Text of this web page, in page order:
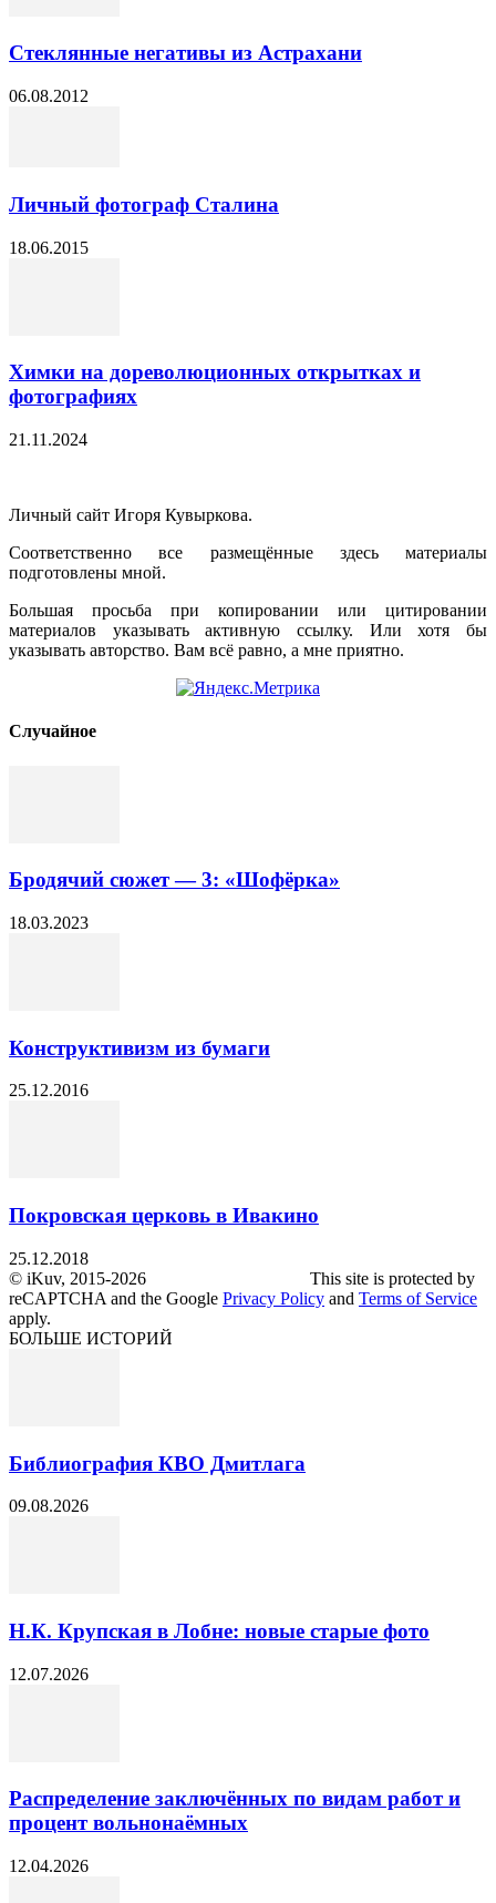
Стеклянные негативы из Астрахани
06.08.2012
Личный фотограф Сталина
18.06.2015
Химки на дореволюционных открытках и
фотографиях
21.11.2024
Личный сайт Игоря Кувыркова.
Соответственно все размещённые здесь материалы
подготовлены мной.
Большая просьба при копировании или цитировании
материалов указывать активную ссылку. Или хотя бы
указывать авторство. Вам всё равно, а мне приятно.
Cлучайное
Бродячий сюжет — 3: «Шофёрка»
18.03.2023
Конструктивизм из бумаги
25.12.2016
Покровская церковь в Ивакино
25.12.2018
© iKuv, 2015-2026 This site is protected by
reCAPTCHA and the Google Privacy Policy and Terms of Service
apply.
БОЛЬШЕ ИСТОРИЙ
Библиография КВО Дмитлага
09.08.2026
Н.К. Крупская в Лобне: новые старые фото
12.07.2026
Распределение заключённых по видам работ и
процент вольнонаёмных
12.04.2026